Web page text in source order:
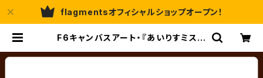
flagmentsオフィシャルショップオープン！
F6キャンバスアート・『あいりすミステ
装 ティセ／夏野イオ | flagments